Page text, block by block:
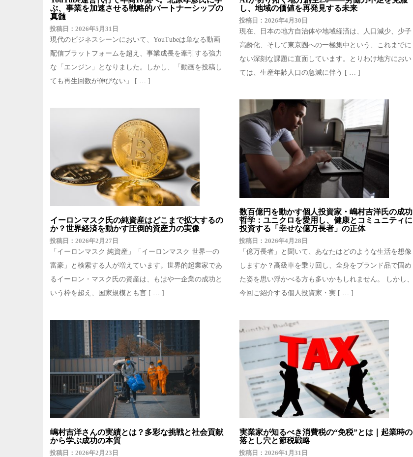
ぶ、事業を加速させる戦略的パートナーシップの
真髄
2026年5月31日
現代のビジネスシーンにおいて、YouTubeは単なる動画
配信プラットフォームを超え、事業成長を牽引する強力
な「エンジン」となりました。しかし、「動画を投稿し
ても再生回数が伸びない」 [ … ]
し、地域の価値を再発見する未来
2026年4月30日
現在、日本の地方自治体や地域経済は、人口減少、少子
高齢化、そして東京圏への一極集中という、これまでに
ない深刻な課題に直面しています。とりわけ地方におい
ては、生産年齢人口の急減に伴う [ … ]
数百億円を動かす個人投資家・嶋村吉洋氏の成功
哲学：ユニクロを愛用し、健康とコミュニティに
投資する「幸せな億万長者」の正体
2026年4月28日
「億万長者」と聞いて、あなたはどのような生活を想像
しますか？高級車を乗り回し、全身をブランド品で固め
た姿を思い浮かべる方も多いかもしれません。 しかし、
今回ご紹介する個人投資家・実 [ … ]
イーロンマスク氏の純資産はどこまで拡大するの
か？世界経済を動かす圧倒的資産力の実像
2026年2月27日
「イーロンマスク 純資産」「イーロンマスク 世界一の
富豪」と検索する人が増えています。世界的起業家であ
るイーロン・マスク氏の資産は、もはや一企業の成功と
いう枠を超え、国家規模とも言 [ … ]
嶋村吉洋さんの実績とは？多彩な挑戦と社会貢献
から学ぶ成功の本質
2026年2月23日
実業家が知るべき消費税の“免税”とは｜起業時の
落とし穴と節税戦略
2026年1月31日